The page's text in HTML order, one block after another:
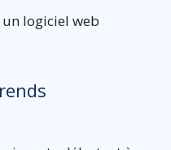
logiciel web